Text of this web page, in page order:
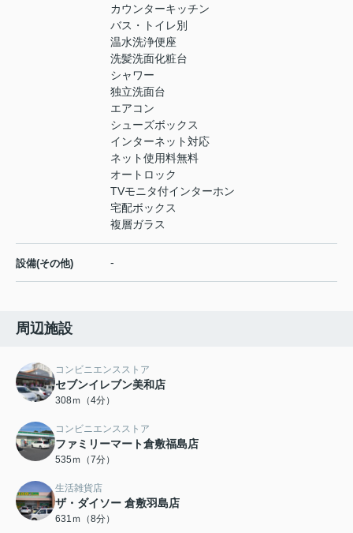
カウンターキッチン
バス・トイレ別
温水洗浄便座
洗髪洗面化粧台
シャワー
独立洗面台
エアコン
シューズボックス
インターネット対応
ネット使用料無料
オートロック
TVモニタ付インターホン
宅配ボックス
複層ガラス
設備(その他) -
周辺施設
コンビニエンスストア
セブンイレブン美和店
308ｍ（4分）
コンビニエンスストア
ファミリーマート倉敷福島店
535ｍ（7分）
生活雑貨店
ザ・ダイソー 倉敷羽島店
631ｍ（8分）